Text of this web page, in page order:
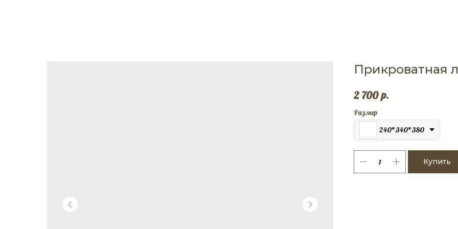
Прикроватная
2 700 р.
Размер
240*340*380
Купить